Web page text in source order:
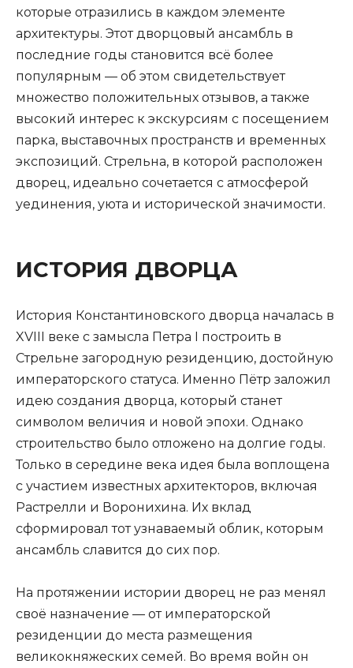
которые отразились в каждом элементе
архитектуры. Этот дворцовый ансамбль в
последние годы становится всё более
популярным — об этом свидетельствует
множество положительных отзывов, а также
высокий интерес к экскурсиям с посещением
парка, выставочных пространств и временных
экспозиций. Стрельна, в которой расположен
дворец, идеально сочетается с атмосферой
уединения, уюта и исторической значимости.
ИСТОРИЯ ДВОРЦА
История Константиновского дворца началась в
XVIII веке с замысла Петра I построить в
Стрельне загородную резиденцию, достойную
императорского статуса. Именно Пётр заложил
идею создания дворца, который станет
символом величия и новой эпохи. Однако
строительство было отложено на долгие годы.
Только в середине века идея была воплощена
с участием известных архитекторов, включая
Растрелли и Воронихина. Их вклад
сформировал тот узнаваемый облик, которым
ансамбль славится до сих пор.
На протяжении истории дворец не раз менял
своё назначение — от императорской
резиденции до места размещения
великокняжеских семей. Во время войн он